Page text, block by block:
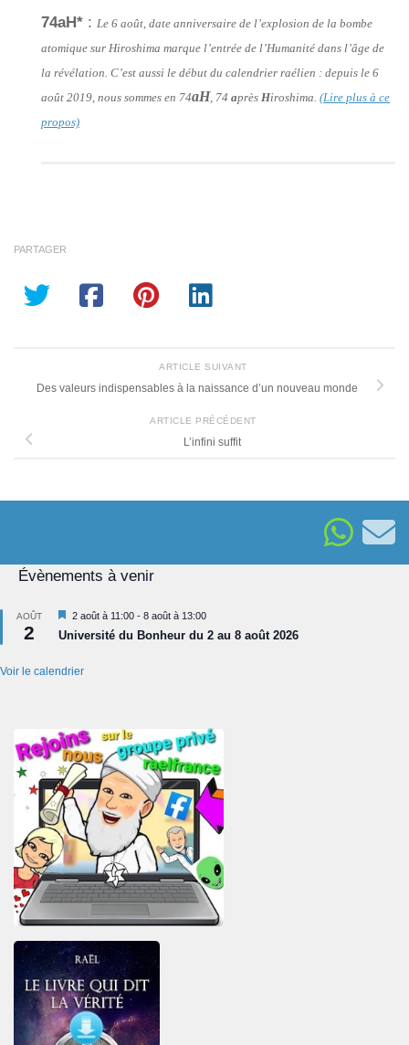
74aH* : Le 6 août, date anniversaire de l’explosion de la bombe
atomique sur Hiroshima marque l’entrée de l’Humanité dans l’âge de
la révélation. C’est aussi le début du calendrier raélien : depuis le 6
août 2019, nous sommes en 74aH, 74 après Hiroshima. (Lire plus à ce
propos)
PARTAGER
ARTICLE SUIVANT
Des valeurs indispensables à la naissance d’un nouveau monde
ARTICLE PRÉCÉDENT
L’infini suffit
Évènements à venir
AOÛT
2
Mis
en
avant
2 août à 11:00 - 8 août à 13:00
Université du Bonheur du 2 au 8 août 2026
Voir le calendrier